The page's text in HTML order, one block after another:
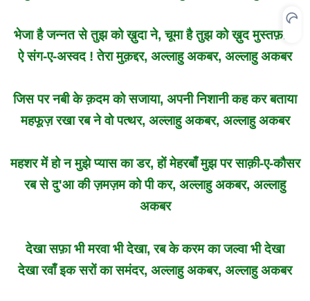
भेजा है जन्नत से तुझ को ख़ुदा ने, चूमा है तुझ को ख़ुद मुस्तफ़ा ने
ऐ संग-ए-अस्वद ! तेरा मुक़द्दर, अल्लाहु अकबर, अल्लाहु अकबर
जिस पर नबी के क़दम को सजाया, अपनी निशानी कह कर बताया
महफूज़ रखा रब ने वो पत्थर, अल्लाहु अकबर, अल्लाहु अकबर
महशर में हो न मुझे प्यास का डर, हों मेहरबाँ मुझ पर साक़ी-ए-कौसर
रब से दु'आ की ज़मज़म को पी कर, अल्लाहु अकबर, अल्लाहु
अकबर
देखा सफ़ा भी मरवा भी देखा, रब के करम का जल्वा भी देखा
देखा रवाँ इक सरों का समंदर, अल्लाहु अकबर, अल्लाहु अकबर